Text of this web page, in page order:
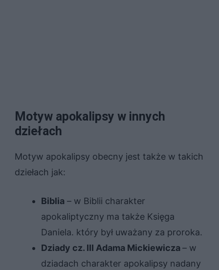
Motyw apokalipsy w innych
dziełach
Motyw apokalipsy obecny jest także w takich
dziełach jak:
Biblia – w Biblii charakter
apokaliptyczny ma także Księga
Daniela. który był uważany za proroka.
Dziady cz. III Adama Mickiewicza– w
dziadach charakter apokalipsy nadany